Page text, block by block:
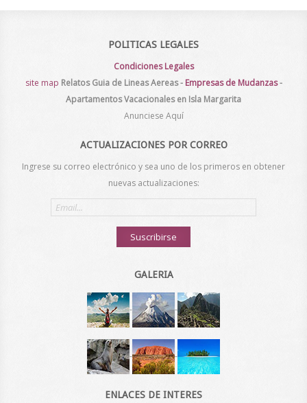
POLITICAS LEGALES
Condiciones Legales
site map Relatos Guia de Lineas Aereas- Empresas de Mudanzas-
Apartamentos Vacacionales en Isla Margarita
Anunciese Aquí
ACTUALIZACIONES POR CORREO
Ingrese su correo electrónico y sea uno de los primeros en obtener
nuevas actualizaciones:
Email
address
Suscribirse
GALERIA
- -
- -
ENLACES DE INTERES